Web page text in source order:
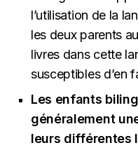
l’utilisation de la
les deux parents
livres dans cette
susceptibles d’en
Les enfants
généralement
leurs différentes